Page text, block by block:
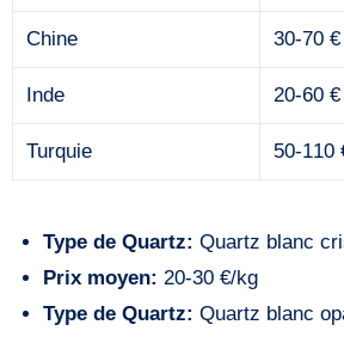
Chine 30-70 €
Inde 20-60 €
Turquie 50-110
Type de Quartz: Quartz blanc
Prix moyen: 20-30 €/kg
Type de Quartz: Quartz blanc